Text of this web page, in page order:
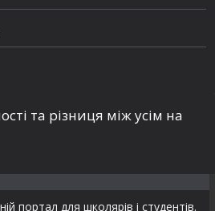
та різниця між усім на
портал для школярів і студентів.